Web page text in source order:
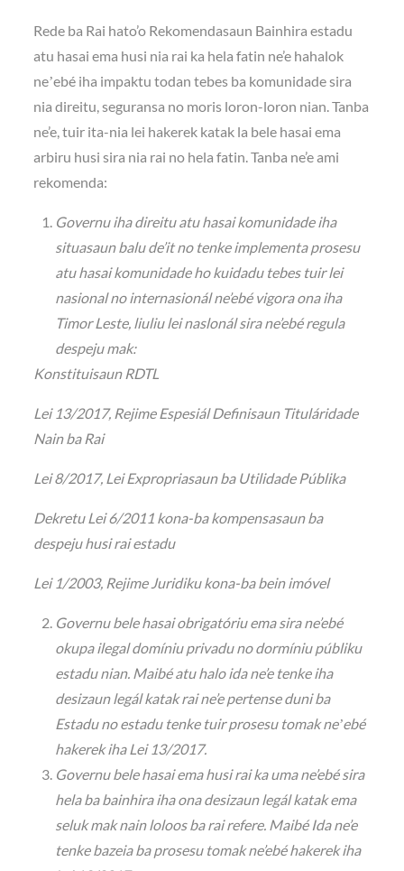
Rede ba Rai hato’o Rekomendasaun Bainhira estadu
atu hasai ema husi nia rai ka hela fatin ne’e hahalok
neʼebé iha impaktu todan tebes ba komunidade sira
nia direitu, seguransa no moris loron-loron nian. Tanba
ne’e, tuir ita-nia lei hakerek katak la bele hasai ema
arbiru husi sira nia rai no hela fatin. Tanba ne’e ami
rekomenda:
Governu iha direitu atu hasai komunidade iha
situasaun balu de’it no tenke implementa prosesu
atu hasai komunidade ho kuidadu tebes tuir lei
nasional no internasionál ne’ebé vigora ona iha
Timor Leste, liuliu lei naslonál sira ne’ebé regula
despeju mak:
Konstituisaun RDTL
Lei 13/2017, Rejime Espesiál Definisaun Tituláridade
Nain ba Rai
Lei 8/2017, Lei Expropriasaun ba Utilidade Públika
Dekretu Lei 6/2011 kona-ba kompensasaun ba
despeju husi rai estadu
Lei 1/2003, Rejime Juridiku kona-ba bein imóvel
Governu bele hasai obrigatóriu ema sira ne’ebé
okupa ilegal domíniu privadu no dormíniu públiku
estadu nian. Maibé atu halo ida ne’e tenke iha
desizaun legál katak rai ne’e pertense duni ba
Estadu no estadu tenke tuir prosesu tomak neʼebé
hakerek iha Lei 13/2017.
Governu bele hasai ema husi rai ka uma ne’ebé sira
hela ba bainhira iha ona desizaun legál katak ema
seluk mak nain loloos ba rai refere. Maibé Ida ne’e
tenke bazeia ba prosesu tomak ne’ebé hakerek iha